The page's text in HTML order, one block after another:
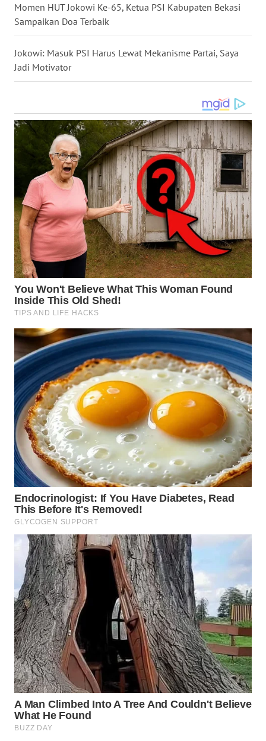
Momen HUT Jokowi Ke-65, Ketua PSI Kabupaten Bekasi
Sampaikan Doa Terbaik
Jokowi: Masuk PSI Harus Lewat Mekanisme Partai, Saya
Jadi Motivator
WN
KALTIM
WN
SULSEL
WN
SULUT
WN
MALUKU
WN
MALUT
WN
DAIRI
WN
DANAU
TOBA
WN
NIAS
WN
LANGKAT
WN
TAPANULI
SELATAN
WN
LESUNG
WN
KARO
WN
SIMALUNGUN
WN
LABUHANBATU
WN
TAPANULI
TENGAH